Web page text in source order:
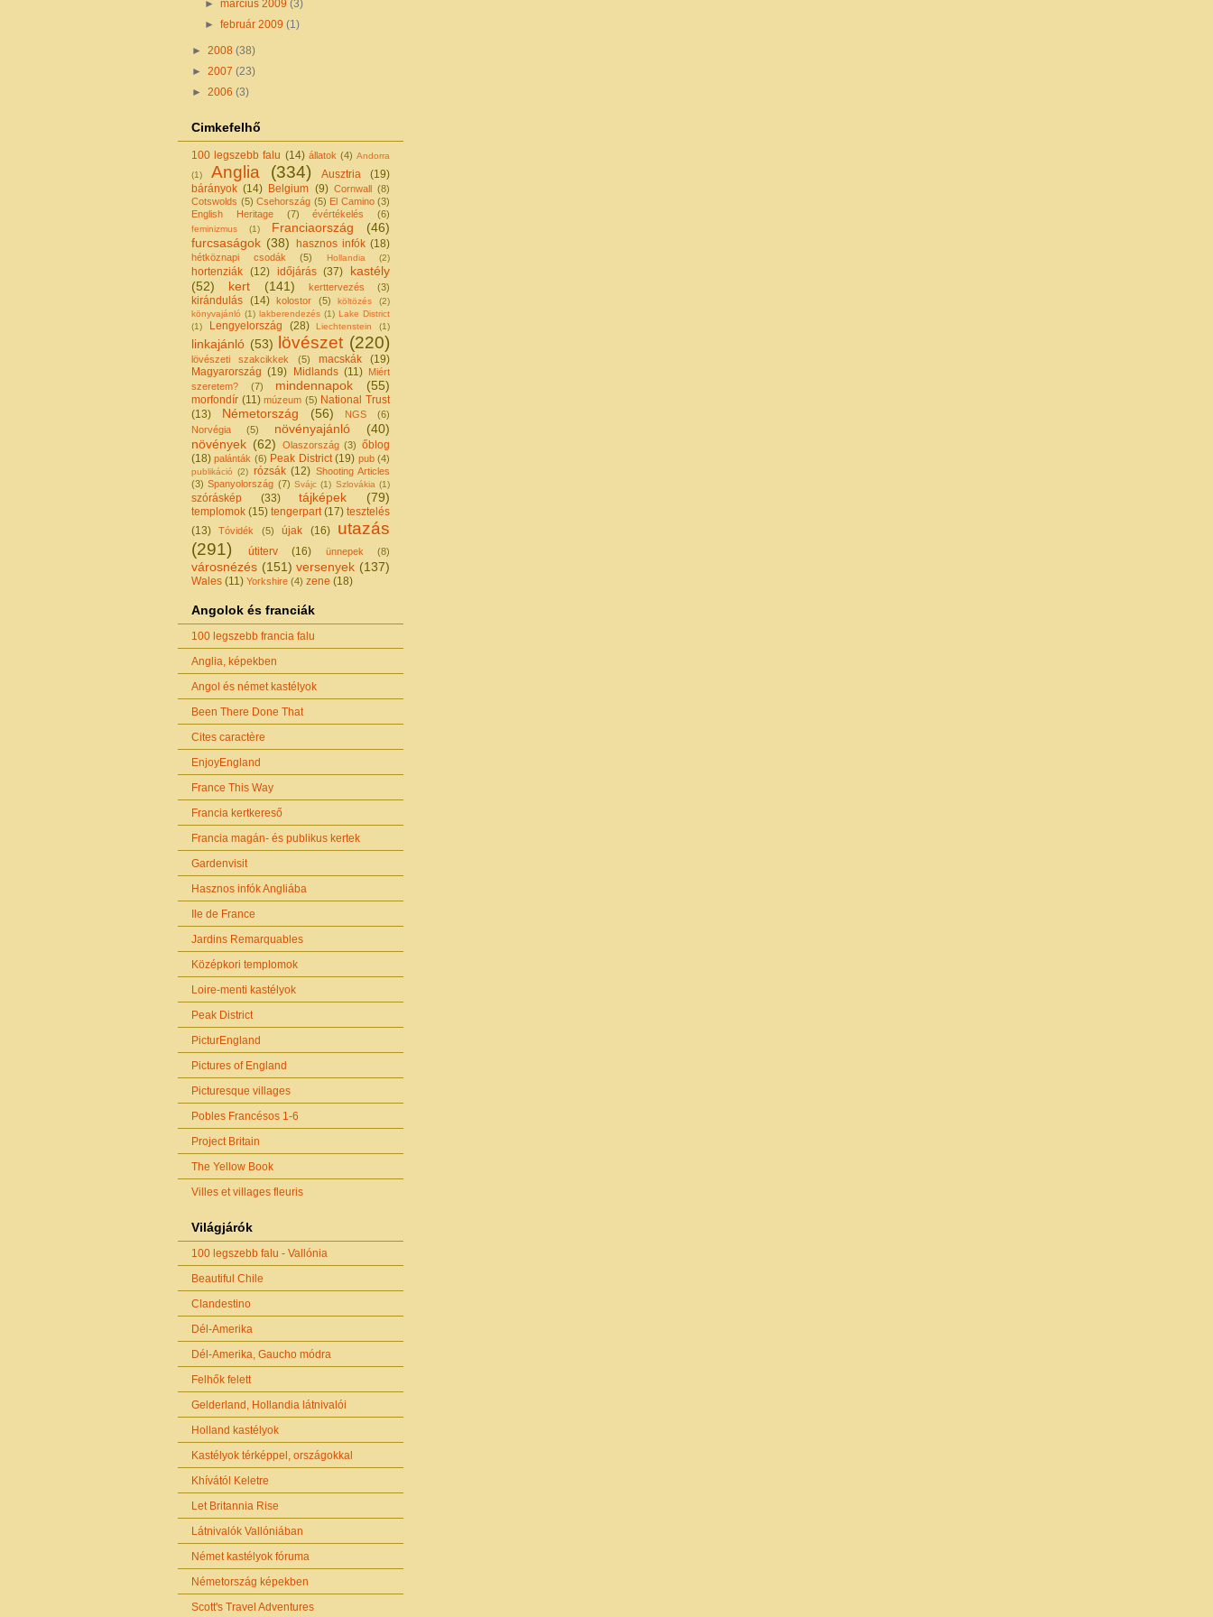
►március 2009(3)
►február 2009(1)
► 2008 (38)
► 2007 (23)
► 2006 (3)
Cimkefelhő
100 legszebb falu (14) állatok (4) Andorra
(1)
Anglia (334) Ausztria
(19)
bárányok (14) Belgium (9) Cornwall (8)
Cotswolds (5) Csehország (5) El Camino (3)
English Heritage
(7) évértékelés (6)
feminizmus (1) Franciaország
(46)
furcsaságok (38) hasznos infók (18)
hétköznapi csodák (5) Hollandia (2)
hortenziák (12) időjárás (37)
kastély
(52)
kert (141) kerttervezés (3)
kirándulás (14) kolostor (5) költözés
(2)
könyvajánló (1) lakberendezés (1) Lake District
(1)
Lengyelország (28) Liechtenstein (1)
linkajánló (53) lövészet (220)
lövészeti szakcikkek (5) macskák
(19)
Magyarország (19) Midlands (11)
Miért
szeretem?
(7) mindennapok (55)
morfondír (11) múzeum (5) National Trust
(13)
Németország (56) NGS
(6)
Norvégia
(5) növényajánló
(40)
növények (62) Olaszország (3) őblog
(18) palánták (6) Peak District (19) pub (4)
publikáció (2) rózsák (12) Shooting Articles
(3) Spanyolország (7) Svájc (1) Szlovákia (1)
szóráskép (33) tájképek (79)
templomok (15) tengerpart (17) tesztelés
(13)
Tóvidék (5) újak (16)
utazás
(291)
útiterv (16) ünnepek (8)
városnézés (151) versenyek (137)
Wales (11) Yorkshire (4) zene (18)
Angolok és franciák
100 legszebb francia falu
Anglia, képekben
Angol és német kastélyok
Been There Done That
Cites caractère
EnjoyEngland
France This Way
Francia kertkereső
Francia magán- és publikus kertek
Gardenvisit
Hasznos infók Angliába
Ile de France
Jardins Remarquables
Középkori templomok
Loire-menti kastélyok
Peak District
PicturEngland
Pictures of England
Picturesque villages
Pobles Francésos 1-6
Project Britain
The Yellow Book
Villes et villages fleuris
Világjárók
100 legszebb falu - Vallónia
Beautiful Chile
Clandestino
Dél-Amerika
Dél-Amerika, Gaucho módra
Felhők felett
Gelderland, Hollandia látnivalói
Holland kastélyok
Kastélyok térképpel, országokkal
Khívától Keletre
Let Britannia Rise
Látnivalók Vallóniában
Német kastélyok fóruma
Németország képekben
Scott's Travel Adventures